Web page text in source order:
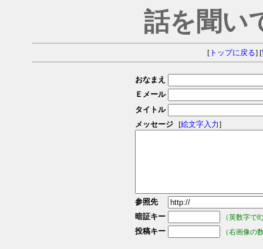
話を聞い
[トップに戻る] [
おなまえ
Ｅメール
タイトル
メッセージ
[絵文字入力]
参照先
暗証キー
（英数字で
投稿キー （右画像の